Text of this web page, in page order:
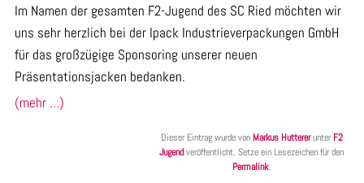
Im Namen der gesamten F2-Jugend des SC Ried möchten wir
uns sehr herzlich bei der Ipack Industrieverpackungen GmbH
für das großzügige Sponsoring unserer neuen
Präsentationsjacken bedanken.
(mehr …)
Dieser Eintrag wurde von Markus Huttererunter F2
Jugendveröffentlicht. Setze ein Lesezeichen für den
Permalink.